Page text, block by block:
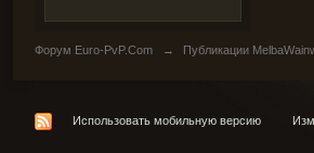
Форум Euro-PvP.Com → Публикации
Использовать мобильную версию